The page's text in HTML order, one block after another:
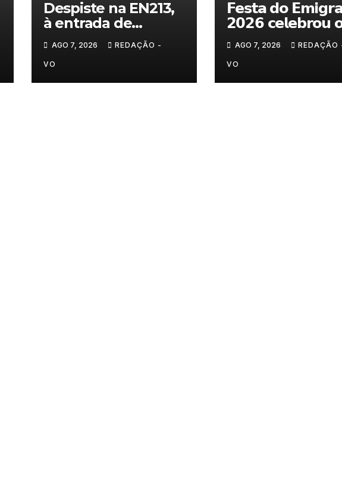
Despiste na EN213,
à entrada de
AGO 7, 2026 REDAÇÃO -
VO
𝗙𝗲𝘀𝘁𝗮 𝗱𝗼
𝟮𝟬𝟮𝟲 𝗰𝗲𝗹𝗲𝗯𝗿𝗼𝘂
𝗿𝗲𝗲𝗻𝗰𝗼𝗻𝘁𝗿𝗼 𝗲 𝗼𝘀
𝗹𝗮𝗰̧𝗼𝘀 𝗾𝘂𝗲 𝘂𝗻𝗲𝗺
𝗠𝘂𝗿𝗰̧𝗮
AGO 7, 2026 REDAÇÃO
VO